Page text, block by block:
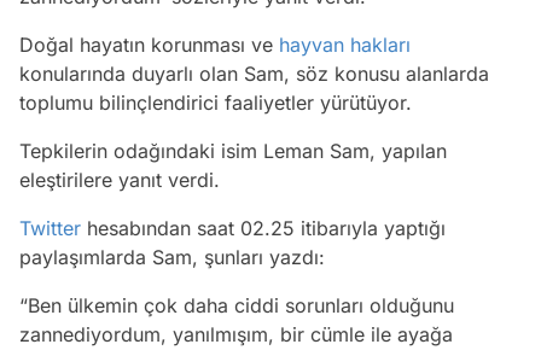
Doğal hayatın korunması ve hayvan hakları
konularında duyarlı olan Sam, söz konusu alanlarda
toplumu bilinçlendirici faaliyetler yürütüyor.
Tepkilerin odağındaki isim Leman Sam, yapılan
eleştirilere yanıt verdi.
Twitter hesabından saat 02.25 itibarıyla yaptığı
paylaşımlarda Sam, şunları yazdı:
“Ben ülkemin çok daha ciddi sorunları olduğunu
zannediyordum, yanılmışım, bir cümle ile ayağa